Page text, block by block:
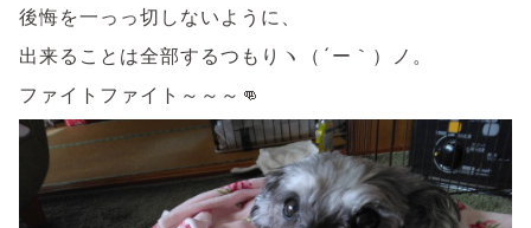
後悔を一っっ切しないように、
出来ることは全部するつもりヽ（´ー｀）ノ。
ファイトファイト～～～👊